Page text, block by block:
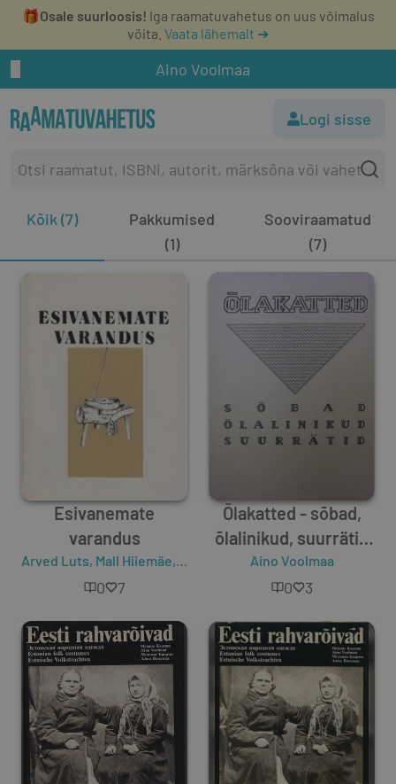
🎁Osale suurloosis! Iga raamatuvahetus on uus võimalus
võita. Vaata lähemalt ➔
Aino Voolmaa
Logi sisse
Kõik (7)
Pakkumised
(1)
Sooviraamatud
(7)
Esivanemate
varandus
Arved Luts, Mall Hiiemäe, Igor Tõnurist,Aino Voolmaa
0 7
Õlakatted - sõbad,
õlalinikud, suurrätid
eesti naiste
rõivastuses
Aino Voolmaa
0 3